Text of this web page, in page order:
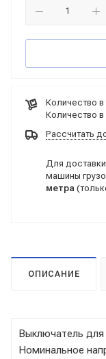
Количество в
Количество в
Рассчитать
Для
машины
метра
ОПИСАНИЕ
Выключатель для
Номинальное